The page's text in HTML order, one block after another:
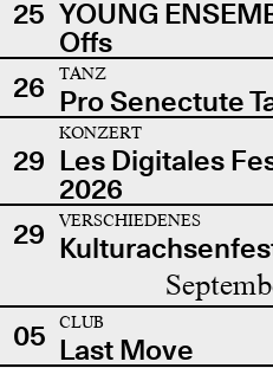
25 YOUNG
Offs
26
TANZ
Pro Senectute
29
KONZERT
Les Digitales
2026
29 VERSCHIEDENES
05 CLUB
Last Move